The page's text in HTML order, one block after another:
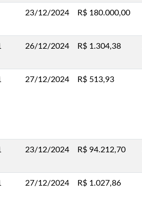
23/12/2024 R$ 180.000,00
26/12/2024 R$ 1.304,38
27/12/2024 R$ 513,93
23/12/2024 R$ 94.212,70
27/12/2024 R$ 1.027,86